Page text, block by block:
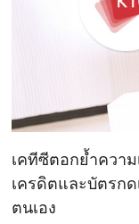
เคทีซีตอกย้ำควา
เครดิตและบัตรก
ตนเอง